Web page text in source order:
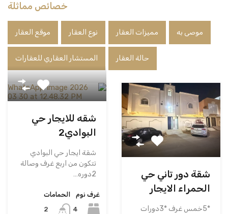
خصائص مماثلة
موصى به مميزات العقار نوع العقار موقع العقار
حالة العقار المستشار العقاري للعقارات
شقة دور تاني حي
الحمراء الايجار
*5خمس غرف *3دورات
شقه للايجار حي
البوادي2
شقة ايجار حي البوادي
تتكون من اربع غرف وصالة
2دوره…
غرف نوم
4
الحمامات
2